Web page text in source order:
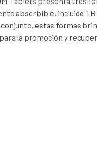
absorbible, incluido
estas formas
la promoción y